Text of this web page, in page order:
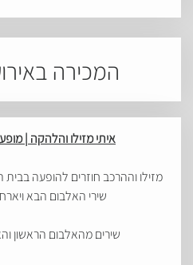
המכירה
איתי מזילו והלהקה |
מזילו וההרכב חוזרים להופעה
שירי האלבום הבא
שירים מהאלבום הראשון